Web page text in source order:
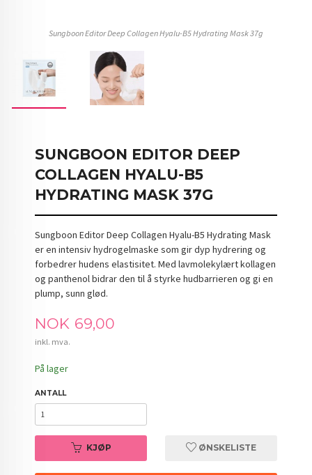
Sungboon Editor Deep Collagen Hyalu-B5 Hydrating Mask 37g
SUNGBOON EDITOR DEEP
COLLAGEN HYALU-B5
HYDRATING MASK 37G
Sungboon Editor Deep Collagen Hyalu-B5 Hydrating Mask
er en intensiv hydrogelmaske som gir dyp hydrering og
forbedrer hudens elastisitet. Med lavmolekylært kollagen
og panthenol bidrar den til å styrke hudbarrieren og gi en
plump, sunn glød.
Pris
NOK 69,00
inkl. mva.
På lager
ANTALL
KJØP ØNSKELISTE